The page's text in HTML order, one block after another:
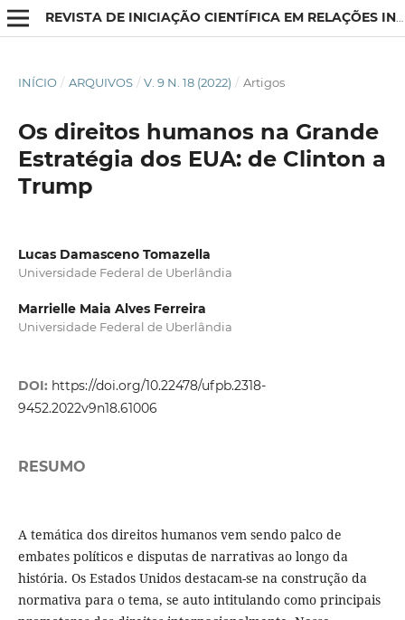
REVISTA DE INICIAÇÃO CIENTÍFICA EM RELAÇÕES INTERNACIONAIS
INÍCIO / ARQUIVOS / V. 9 N. 18 (2022) / Artigos
Os direitos humanos na Grande
Estratégia dos EUA: de Clinton a
Trump
Lucas Damasceno Tomazella
Universidade Federal de Uberlândia
Marrielle Maia Alves Ferreira
Universidade Federal de Uberlândia
DOI: https://doi.org/10.22478/ufpb.2318-
9452.2022v9n18.61006
RESUMO
A temática dos direitos humanos vem sendo palco de
embates políticos e disputas de narrativas ao longo da
história. Os Estados Unidos destacam-se na construção da
normativa para o tema, se auto intitulando como principais